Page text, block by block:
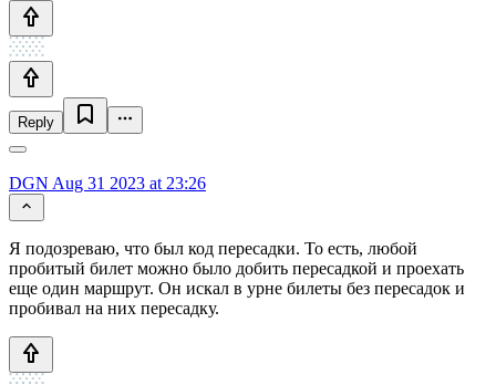
Reply
DGN Aug 31 2023 at 23:26
Я подозреваю, что был код пересадки. То есть, любой
пробитый билет можно было добить пересадкой и проехать
еще один маршрут. Он искал в урне билеты без пересадок и
пробивал на них пересадку.